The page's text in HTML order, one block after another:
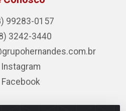
99283-0157
3242-3440
Instagram
Facebook